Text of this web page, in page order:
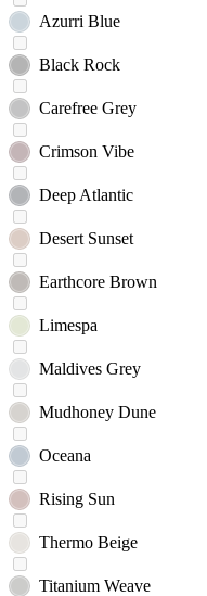
Azurri Blue
Black Rock
Carefree Grey
Crimson Vibe
Deep Atlantic
Desert Sunset
Earthcore Brown
Limespa
Maldives Grey
Mudhoney Dune
Oceana
Rising Sun
Thermo Beige
Titanium Weave